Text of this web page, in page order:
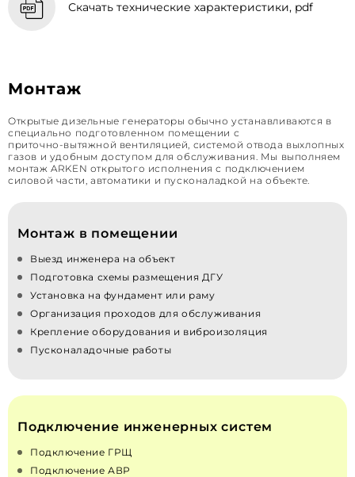
Скачать технические характеристики, pdf
Монтаж
Открытые дизельные генераторы обычно устанавливаются в
специально подготовленном помещении с
приточно‑вытяжной вентиляцией, системой отвода выхлопных
газов и удобным доступом для обслуживания. Мы выполняем
монтаж ARKEN открытого исполнения с подключением
силовой части, автоматики и пусконаладкой на объекте.
Монтаж в помещении
Выезд инженера на объект
Подготовка схемы размещения ДГУ
Установка на фундамент или раму
Организация проходов для обслуживания
Крепление оборудования и виброизоляция
Пусконаладочные работы
Подключение инженерных систем
Подключение ГРЩ
Подключение АВР